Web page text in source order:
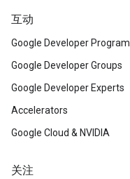
互动
Google Developer Program
Google Developer Groups
Google Developer Experts
Accelerators
Google Cloud & NVIDIA
关注